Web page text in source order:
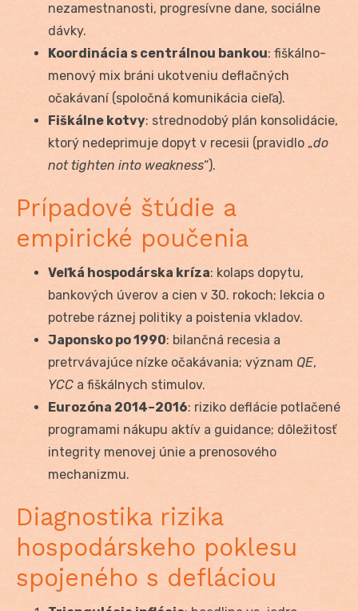
nezamestnanosti, progresívne dane, sociálne
dávky.
Koordinácia s centrálnou bankou: fiškálno-
menový mix bráni ukotveniu deflačných
očakávaní (spoločná komunikácia cieľa).
Fiškálne kotvy: strednodobý plán konsolidácie,
ktorý nedeprimuje dopyt v recesii (pravidlo „do
not tighten into weakness“).
Prípadové štúdie a
empirické poučenia
Veľká hospodárska kríza: kolaps dopytu,
bankových úverov a cien v 30. rokoch; lekcia o
potrebe ráznej politiky a poistenia vkladov.
Japonsko po 1990: bilančná recesia a
pretrvávajúce nízke očakávania; význam QE,
YCC a fiškálnych stimulov.
Eurozóna 2014–2016: riziko deflácie potlačené
programami nákupu aktív a guidance; dôležitosť
integrity menovej únie a prenosového
mechanizmu.
Diagnostika rizika
hospodárskeho poklesu
spojeného s defláciou